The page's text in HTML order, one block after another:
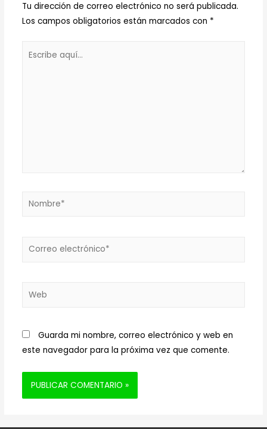
Tu dirección de correo electrónico no será publicada.
Los campos obligatorios están marcados con *
Nombre*
Correo
Web
Guarda mi nombre, correo electrónico y web en
este navegador para la próxima vez que comente.